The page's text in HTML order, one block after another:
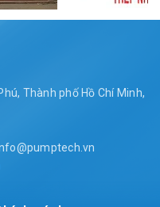
Thành phố Hồ Chí Minh,